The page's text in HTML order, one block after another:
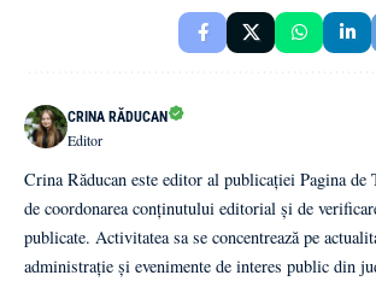
CRINA RĂDUCAN
Editor
Crina Răducan este editor al publicației Pagina de
de coordonarea conținutului editorial și de
publicate. Activitatea sa se concentrează pe
administrație și evenimente de interes public din